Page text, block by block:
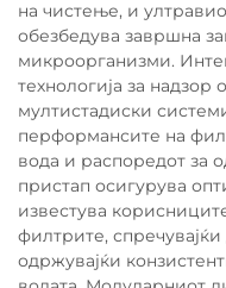
на чистење, и
обезбедува завршна
микроорганизми.
технологија за
мултистадиски
перформансите на
вода и распоредот за
пристап осигурува
известува
филтрите,
одржувајќи